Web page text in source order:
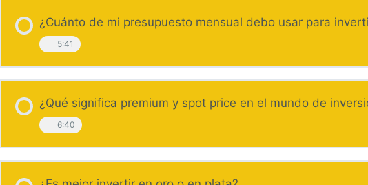
¿Cuánto de mi presupuesto mensual debo usar para
5:41
¿Qué significa premium y spot price en el mundo de
6:40